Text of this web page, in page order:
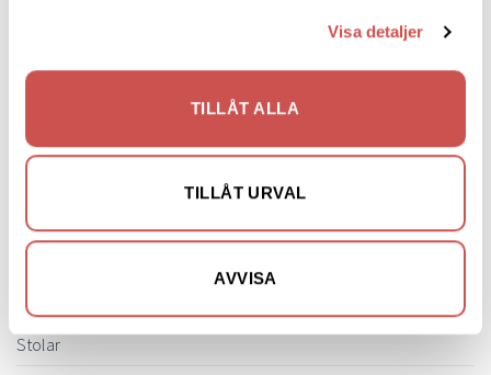
Visa detaljer
TILLÅT ALLA
TILLÅT URVAL
AVVISA
Prissänkta utställningsmöbler
Soffor
Skänkar & Sideboards
Stolar